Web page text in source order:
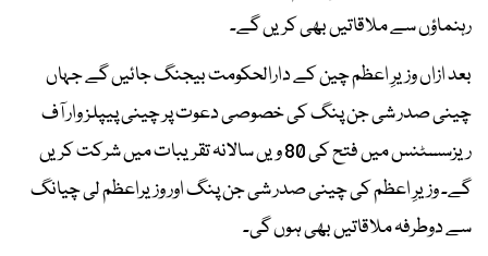
رہنماؤں سے ملاقاتیں بھی کریں گے۔
بعد ازاں وزیرِ اعظم چین کے دارالحکومت بیجنگ جائیں گے جہاں
چینی صدر شی جن پنگ کی خصوصی دعوت پر چینی پیپلز وار آف
ریزسسٹنس میں فتح کی 80 ویں سالانہ تقریبات میں شرکت کریں
گے۔ وزیرِ اعظم کی چینی صدر شی جن پنگ اور وزیراعظم لی چیانگ
سے دوطرفہ ملاقاتیں بھی ہوں گی۔